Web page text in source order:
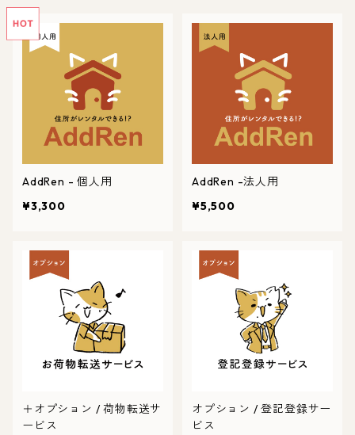
AddRen - 個人用
¥3,300
AddRen -法人用
¥5,500
＋オプション / 荷物転送サ
ービス
オプション / 登記登録サー
ビス